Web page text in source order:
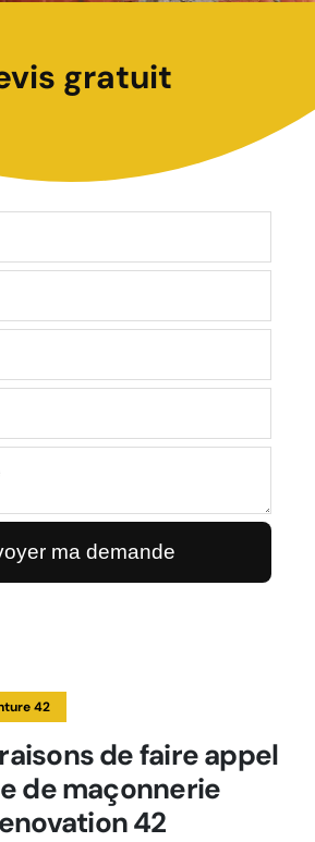
gratuit
42
de faire appel
de maçonnerie
42